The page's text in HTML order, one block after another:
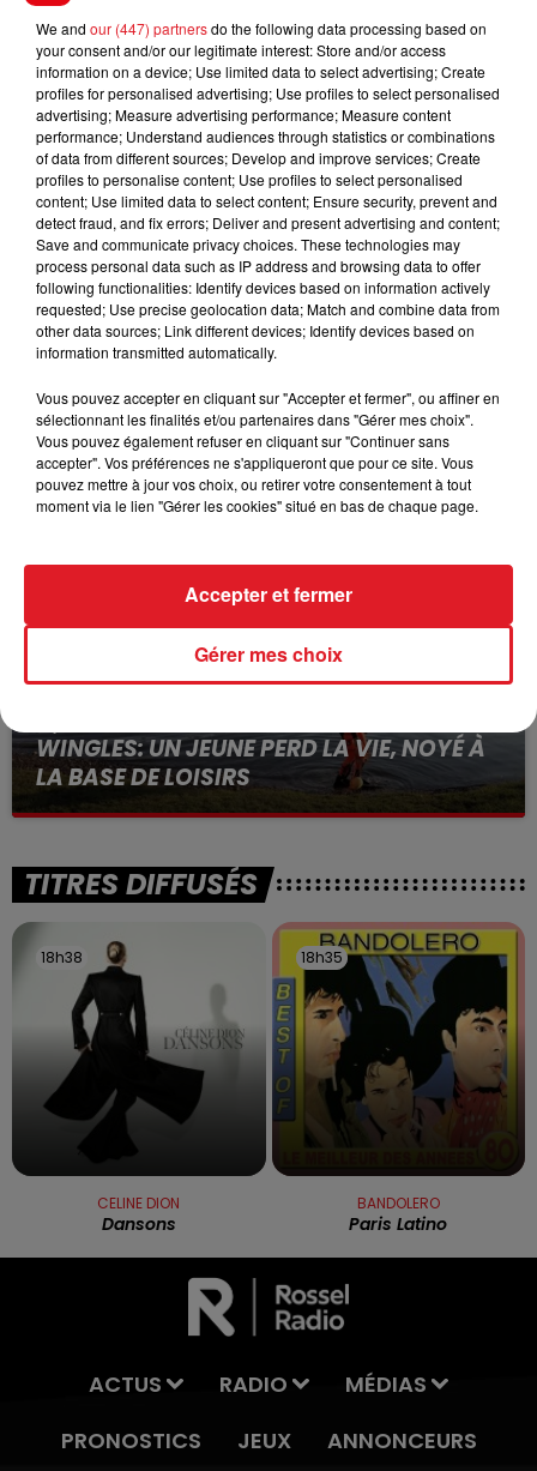
Le smic mensuel, qui était à 1 645,58 euros brut et 1
302,64 euros net depuis le 1er mai, va donc passer à 1
678,66 euros brut et 1 328,82 euros net.
FIL D'ACTUS
15 juillet 2026
BÉTHUNE: ENQUÊTE POUR HOMICIDE
VOLONTAIRE EN COURS, APRÈS LA...
Selon les premiers éléments, le logement servait
WINGLES: UN JEUNE PERD LA VIE, NOYÉ À
LA BASE DE LOISIRS
La victime a coulé à pic
TITRES DIFFUSÉS
18h38
18h38
CELINE DION
Dansons
18h35
18h35
BANDOLERO
Paris Latino
ACTUS RADIO
MÉDIAS
PRONOSTICS
JEUX ANNONCEURS
We and our (447) partnersdo the following data processing based on
your consent and/or our legitimate interest: Store and/or access
information on a device; Use limited data to select advertising; Create
profiles for personalised advertising; Use profiles to select personalised
advertising; Measure advertising performance; Measure content
performance; Understand audiences through statistics or combinations
of data from different sources; Develop and improve services; Create
profiles to personalise content; Use profiles to select personalised
content; Use limited data to select content; Ensure security, prevent and
detect fraud, and fix errors; Deliver and present advertising and content;
Save and communicate privacy choices. These technologies may
process personal data such as IP address and browsing data to offer
following functionalities: Identify devices based on information actively
requested; Use precise geolocation data; Match and combine data from
other data sources; Link different devices; Identify devices based on
information transmitted automatically.
Vous pouvez accepter en cliquant sur "Accepter et fermer", ou affiner en
sélectionnant les finalités et/ou partenaires dans "Gérer mes choix".
Vous pouvez également refuser en cliquant sur "Continuer sans
accepter". Vos préférences ne s'appliqueront que pour ce site. Vous
pouvez mettre à jour vos choix, ou retirer votre consentement à tout
moment via le lien "Gérer les cookies" situé en bas de chaque page.
Gérer mes choix
Accepter et fermer